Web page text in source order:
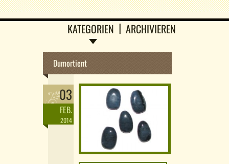
KATEGORIEN ARCHIVIEREN
Dumortient
03
FEB.
2014